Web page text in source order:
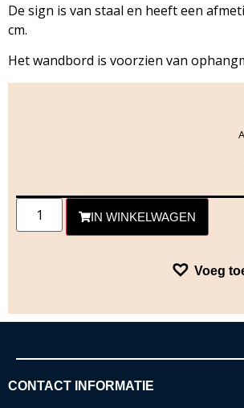
De sign is van staal en heeft een
cm.
Het wandbord is voorzien van
IN WINKELWAGEN
Voeg
CONTACT INFORMATIE